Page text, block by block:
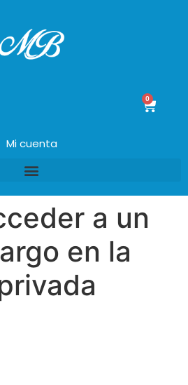
0
Mi cuenta
a un
en la